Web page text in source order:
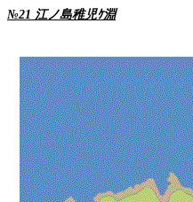
№21 江ノ島稚児ｹ淵